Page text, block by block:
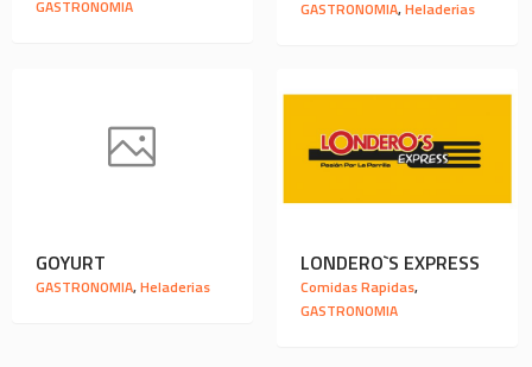
GASTRONOMIA
GASTRONOMIA,Heladerias
GOYURT
GASTRONOMIA,Heladerias
LONDERO`S EXPRESS
Comidas Rapidas,
GASTRONOMIA